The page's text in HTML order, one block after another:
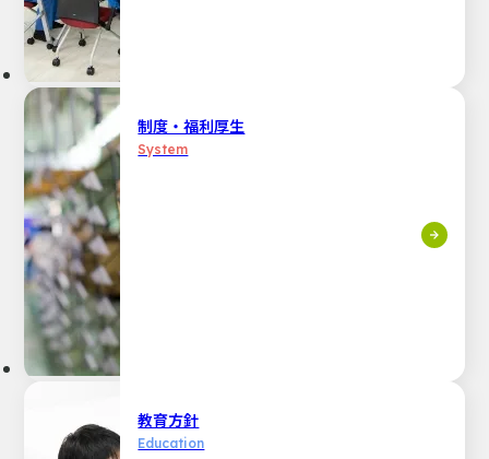
制度・福利厚生
System
教育方針
Education